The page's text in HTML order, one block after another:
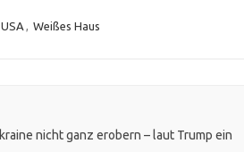
USA , Weißes Haus
nicht ganz erobern – laut Trump ein